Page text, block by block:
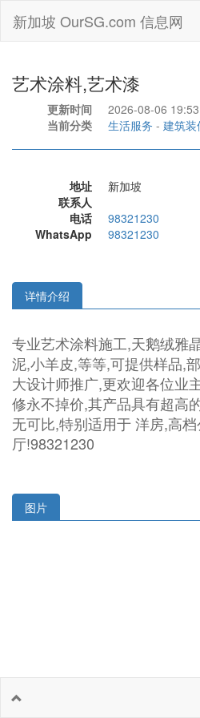
新加坡 OurSG.com 信息网
艺术涂料,艺术漆
更新时间
2026-08-06 19:53
当前分类
生活服务 - 建筑装
地址
新加坡
联系人
电话
98321230
WhatsApp
98321230
详情介绍
专业艺术涂料施工,天鹅绒雅
泥,小羊皮,等等,可提供样品,
大设计师推广,更欢迎各位业
修永不掉价,其产品具有超高
无可比,特别适用于 洋房,高
厅!98321230
图片